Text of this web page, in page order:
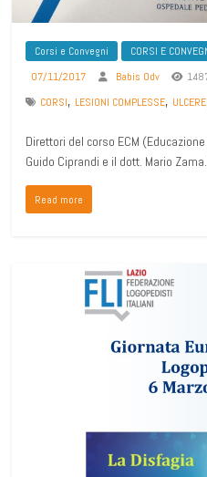
Corsi e Convegni
CORSI E
07/11/2017
Babis Odv
CORSI, LESIONI COMPLESSE, ULCERE
Direttori del corso ECM
Guido Ciprandi e il dott. Mario
Read more